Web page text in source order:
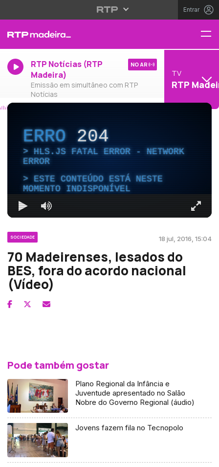
Entrar
RTP Notícias (RTP
Madeira)
Emissão em simultâneo com RTP
Notícias
NO AR
TV
RTP
ERRO204
HLS.JS FATAL ERROR - NETWORK
ERROR
ESTE CONTEÚDO ESTÁ NESTE
MOMENTO INDISPONÍVEL
SOCIEDADE 18 jul, 2016, 15:04
70 Madeirenses, lesados do
BES, fora do acordo nacional
(Vídeo)
Pode também gostar
Plano Regional da Infância e
Juventude apresentado no Salão
Nobre do Governo Regional (áudio)
Jovens fazem fila no Tecnopolo